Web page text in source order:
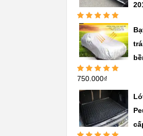
Được xếp
hạng5.005
sao
Được xếp
sao
750.000₫